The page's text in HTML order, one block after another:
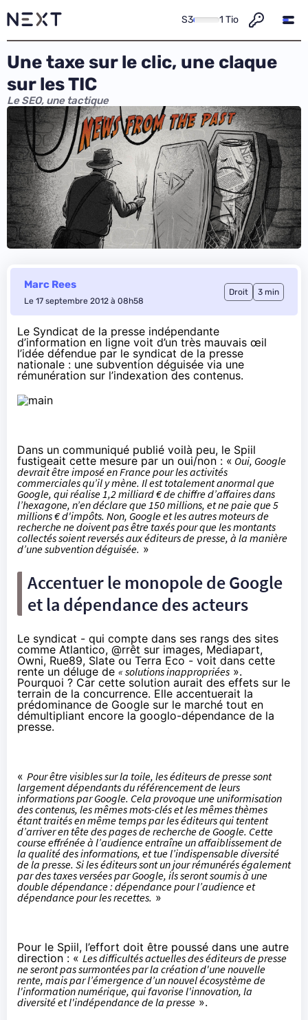
S3 1 Tio
Une taxe sur le clic, une claque
sur les TIC
Le SEO, une tactique
Marc Rees
Le 17 septembre 2012 à 08h58
Droit 3 min
Le Syndicat de la presse indépendante
d’information en ligne voit d’un très mauvais œil
l’idée défendue par le syndicat de la presse
nationale : une subvention déguisée via une
rémunération sur l’indexation des contenus.
Dans un communiqué publié voilà peu, le Spiil
fustigeait cette mesure par un oui/non : « Oui, Google
devrait être imposé en France pour les activités
commerciales qu’il y mène. Il est totalement anormal que
Google, qui réalise 1,2 milliard € de chiffre d’affaires dans
l’hexagone, n’en déclare que 150 millions, et ne paie que 5
millions € d'impôts. Non, Google et les autres moteurs de
recherche ne doivent pas être taxés pour que les montants
collectés soient reversés aux éditeurs de presse, à la manière
d’une subvention déguisée. »
Accentuer le monopole de Google
et la dépendance des acteurs
Le syndicat - qui compte dans ses rangs des sites
comme Atlantico, @rrêt sur images, Mediapart,
Owni, Rue89, Slate ou Terra Eco - voit dans cette
rente un déluge de « solutions inappropriées ».
Pourquoi ? Car cette solution aurait des effets sur le
terrain de la concurrence. Elle accentuerait la
prédominance de Google sur le marché tout en
démultipliant encore la googlo-dépendance de la
presse.
« Pour être visibles sur la toile, les éditeurs de presse sont
largement dépendants du référencement de leurs
informations par Google. Cela provoque une uniformisation
des contenus, les mêmes mots-clés et les mêmes thèmes
étant traités en même temps par les éditeurs qui tentent
d’arriver en tête des pages de recherche de Google. Cette
course effrénée à l’audience entraîne un affaiblissement de
la qualité des informations, et tue l’indispensable diversité
de la presse. Si les éditeurs sont un jour rémunérés également
par des taxes versées par Google, ils seront soumis à une
double dépendance : dépendance pour l’audience et
dépendance pour les recettes. »
Pour le Spiil, l’effort doit être poussé dans une autre
direction : « Les difficultés actuelles des éditeurs de presse
ne seront pas surmontées par la création d'une nouvelle
rente, mais par l’émergence d’un nouvel écosystème de
l'information numérique, qui favorise l'innovation, la
diversité et l'indépendance de la presse ».